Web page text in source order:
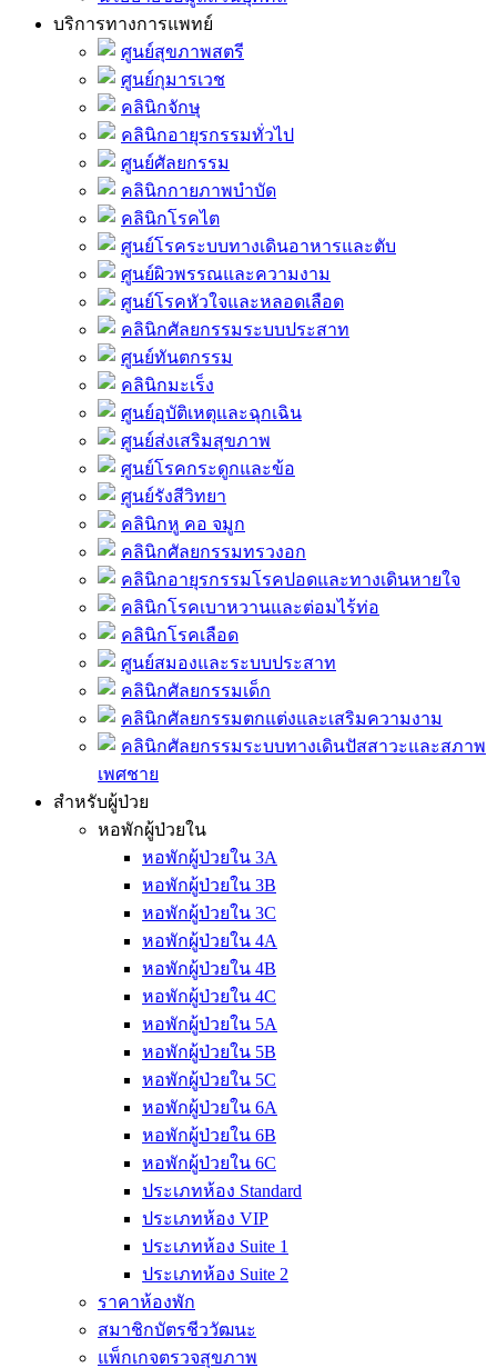
บริการทางการแพทย์
ศูนย์สุขภาพสตรี
ศูนย์กุมารเวช
คลินิกจักษุ
คลินิกอายุรกรรมทั่วไป
ศูนย์ศัลยกรรม
คลินิกกายภาพบำบัด
คลินิกโรคไต
ศูนย์โรคระบบทางเดินอาหารและตับ
ศูนย์ผิวพรรณและความงาม
ศูนย์โรคหัวใจและหลอดเลือด
คลินิกศัลยกรรมระบบประสาท
ศูนย์ทันตกรรม
คลินิกมะเร็ง
ศูนย์อุบัติเหตุและฉุกเฉิน
ศูนย์ส่งเสริมสุขภาพ
ศูนย์โรคกระดูกและข้อ
ศูนย์รังสีวิทยา
คลินิกหู คอ จมูก
คลินิกศัลยกรรมทรวงอก
คลินิกอายุรกรรมโรคปอดและทางเดินหายใจ
คลินิกโรคเบาหวานและต่อมไร้ท่อ
คลินิกโรคเลือด
ศูนย์สมองและระบบประสาท
คลินิกศัลยกรรมเด็ก
คลินิกศัลยกรรมตกแต่งและเสริมความงาม
คลินิกศัลยกรรมระบบทางเดินปัสสาวะและสภาพ
เพศชาย
สำหรับผู้ป่วย
หอพักผู้ป่วยใน
หอพักผู้ป่วยใน 3A
หอพักผู้ป่วยใน 3B
หอพักผู้ป่วยใน 3C
หอพักผู้ป่วยใน 4A
หอพักผู้ป่วยใน 4B
หอพักผู้ป่วยใน 4C
หอพักผู้ป่วยใน 5A
หอพักผู้ป่วยใน 5B
หอพักผู้ป่วยใน 5C
หอพักผู้ป่วยใน 6A
หอพักผู้ป่วยใน 6B
หอพักผู้ป่วยใน 6C
ประเภทห้อง Standard
ประเภทห้อง VIP
ประเภทห้อง Suite 1
ประเภทห้อง Suite 2
ราคาห้องพัก
สมาชิกบัตรชีววัฒนะ
แพ็กเกจตรวจสุขภาพ